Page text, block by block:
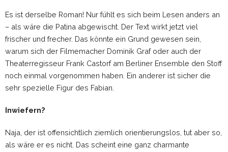
Es ist derselbe Roman! Nur fühlt es sich beim Lesen anders an
– als wäre die Patina abgewischt. Der Text wirkt jetzt viel
frischer und frecher. Das könnte ein Grund gewesen sein,
warum sich der Filmemacher Dominik Graf oder auch der
Theaterregisseur Frank Castorf am Berliner Ensemble den Stoff
noch einmal vorgenommen haben. Ein anderer ist sicher die
sehr spezielle Figur des Fabian.
Inwiefern?
Naja, der ist offensichtlich ziemlich orientierungslos, tut aber so,
als wäre er es nicht. Das scheint eine ganz charmante